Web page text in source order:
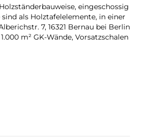
eingeschossig
als Holztafelelemente, in einer
7, 16321 Bernau bei Berlin
m² GK-Wände, Vorsatzschalen